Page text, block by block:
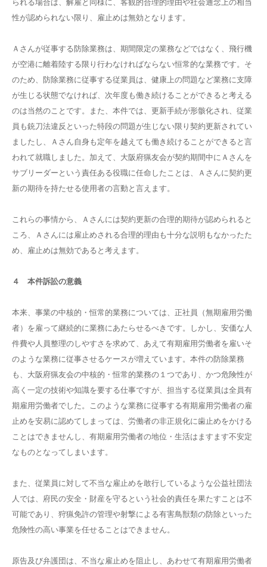
られる場合は、解雇と同様に、客観的合理的理由や社会通念上の相当
性が認められない限り、雇止めは無効となります。
Ａさんが従事する防除業務は、期間限定の業務などではなく、飛行機
が空港に離着陸する限り行わなければならない恒常的な業務です。そ
のため、防除業務に従事する従業員は、健康上の問題など業務に支障
が生じる状態でなければ、次年度も働き続けることができると考える
のは当然のことです。また、本件では、更新手続が形骸化され、従業
員も銃刀法違反といった特段の問題が生じない限り契約更新されてい
ましたし、Ａさん自身も定年を越えても働き続けることができると言
われて就職しました。加えて、大阪府猟友会が契約期間中にＡさんを
サブリーダーという責任ある役職に任命したことは、Ａさんに契約更
新の期待を持たせる使用者の言動と言えます。
これらの事情から、Ａさんには契約更新の合理的期待が認められると
ころ、Ａさんには雇止めされる合理的理由も十分な説明もなかったた
め、雇止めは無効であると考えます。
４ 本件訴訟の意義
本来、事業の中核的・恒常的業務については、正社員（無期雇用労働
者）を雇って継続的に業務にあたらせるべきです。しかし、安価な人
件費や人員整理のしやすさを求めて、あえて有期雇用労働者を雇いそ
のような業務に従事させるケースが増えています。本件の防除業務
も、大阪府猟友会の中核的・恒常的業務の１つであり、かつ危険性が
高く一定の技術や知識を要する仕事ですが、担当する従業員は全員有
期雇用労働者でした。このような業務に従事する有期雇用労働者の雇
止めを安易に認めてしまっては、労働者の非正規化に歯止めをかける
ことはできませんし、有期雇用労働者の地位・生活はますます不安定
なものとなってしまいます。
また、従業員に対して不当な雇止めを敢行しているような公益社団法
人では、府民の安全・財産を守るという社会的責任を果たすことは不
可能であり、狩猟免許の管理や射撃による有害鳥獣類の防除といった
危険性の高い事業を任せることはできません。
原告及び弁護団は、不当な雇止めを阻止し、あわせて有期雇用労働者